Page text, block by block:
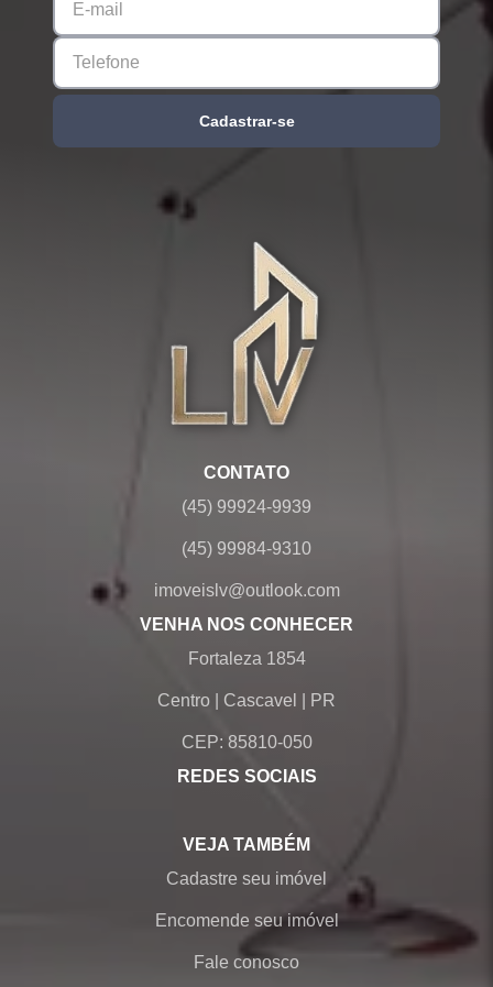
Cadastrar-se
CONTATO
(45) 99924-9939
(45) 99984-9310
imoveislv@outlook.com
VENHA NOS CONHECER
Fortaleza 1854
Centro Cascavel PR
CEP: 85810-050
REDES SOCIAIS
VEJA TAMBÉM
Cadastre seu imóvel
Encomende seu imóvel
Fale conosco